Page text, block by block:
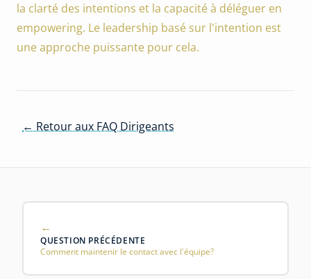
la clarté des intentions et la capacité à déléguer en
empowering. Le leadership basé sur l'intention est
une approche puissante pour cela.
← Retour aux FAQ Dirigeants
QUESTION PRÉCÉDENTE
Comment maintenir le contact avec l'équipe?